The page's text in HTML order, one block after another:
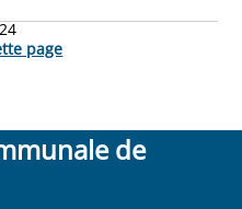
page
de